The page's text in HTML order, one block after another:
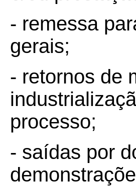
- remessa
gerais;
- retornos de
processo;
- saídas por